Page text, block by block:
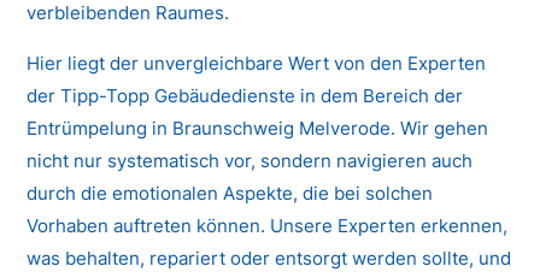
verbleibenden Raumes.
Hier liegt der unvergleichbare Wert von den Experten
der Tipp-Topp Gebäudedienste in dem Bereich der
Entrümpelung in Braunschweig Melverode. Wir gehen
nicht nur systematisch vor, sondern navigieren auch
durch die emotionalen Aspekte, die bei solchen
Vorhaben auftreten können. Unsere Experten erkennen,
was behalten, repariert oder entsorgt werden sollte, und